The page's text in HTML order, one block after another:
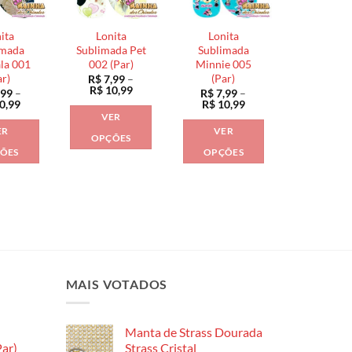
podem
ser
opções
ser
escolhidas
na
página
do
produto
opções
ser
escolhidas
na
página
produto
001
–
Faixa
Lonita
Sublimada Pet
002 (Par)
R$7,99 –
R$10,99Faixa
VER
OPÇÕES
podem
na
Lonita
Sublimada
Minnie 005
(Par)
R$7,99 –
R$10,99Faixa
VER
OPÇÕES
escolhidas
MAIS VOTADOS
Manta de Strass Dourada
Strass Cristal